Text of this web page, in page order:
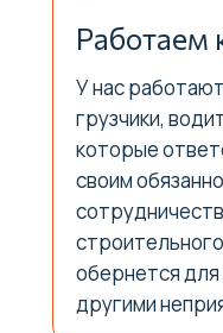
Работаем
У нас
грузчики,
которые
своим
обернется для
другими